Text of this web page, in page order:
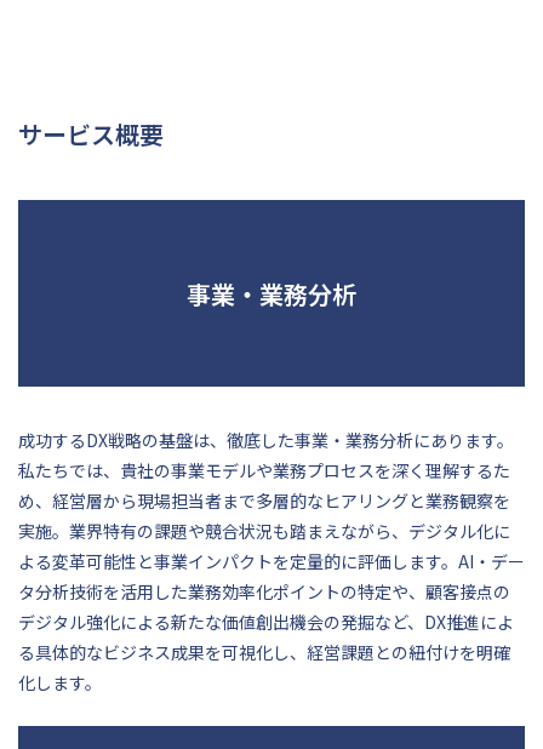
サービス概要
事業・業務分析
成功するDX戦略の基盤は、徹底した事業・業務分析にあります。
私たちでは、貴社の事業モデルや業務プロセスを深く理解するた
め、経営層から現場担当者まで多層的なヒアリングと業務観察を
実施。業界特有の課題や競合状況も踏まえながら、デジタル化に
よる変革可能性と事業インパクトを定量的に評価します。AI・デー
タ分析技術を活用した業務効率化ポイントの特定や、顧客接点の
デジタル強化による新たな価値創出機会の発掘など、DX推進によ
る具体的なビジネス成果を可視化し、経営課題との紐付けを明確
化します。